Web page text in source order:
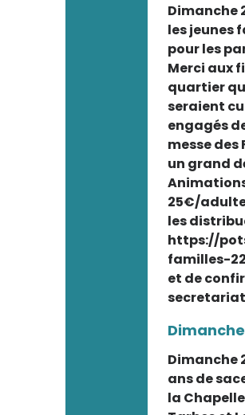
Dimanche
les jeunes
pour les
Merci aux
quartier
seraient
engagés
messe des
un grand
25€/
les
https://
familles-
et de
Dimanche
ans de
la